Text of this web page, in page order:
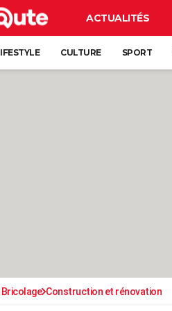
ACTUALITÉS
CULTURE SPORT
Construction et rénovation